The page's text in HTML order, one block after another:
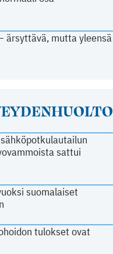
ärsyttävä, mutta yleensä
sattui
suomalaiset
tulokset ovat